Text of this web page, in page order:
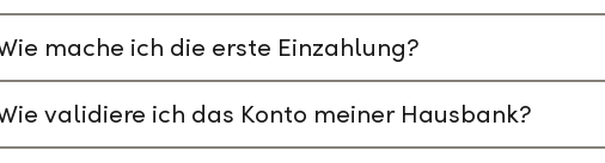
mache ich die erste Einzahlung?
validiere ich das Konto meiner Hausbank?